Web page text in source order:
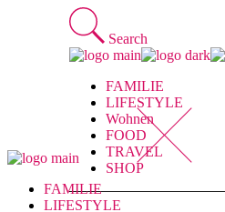
Search
FAMILIE
LIFESTYLE
Wohnen
FOOD
TRAVEL
SHOP
FAMILIE
LIFESTYLE